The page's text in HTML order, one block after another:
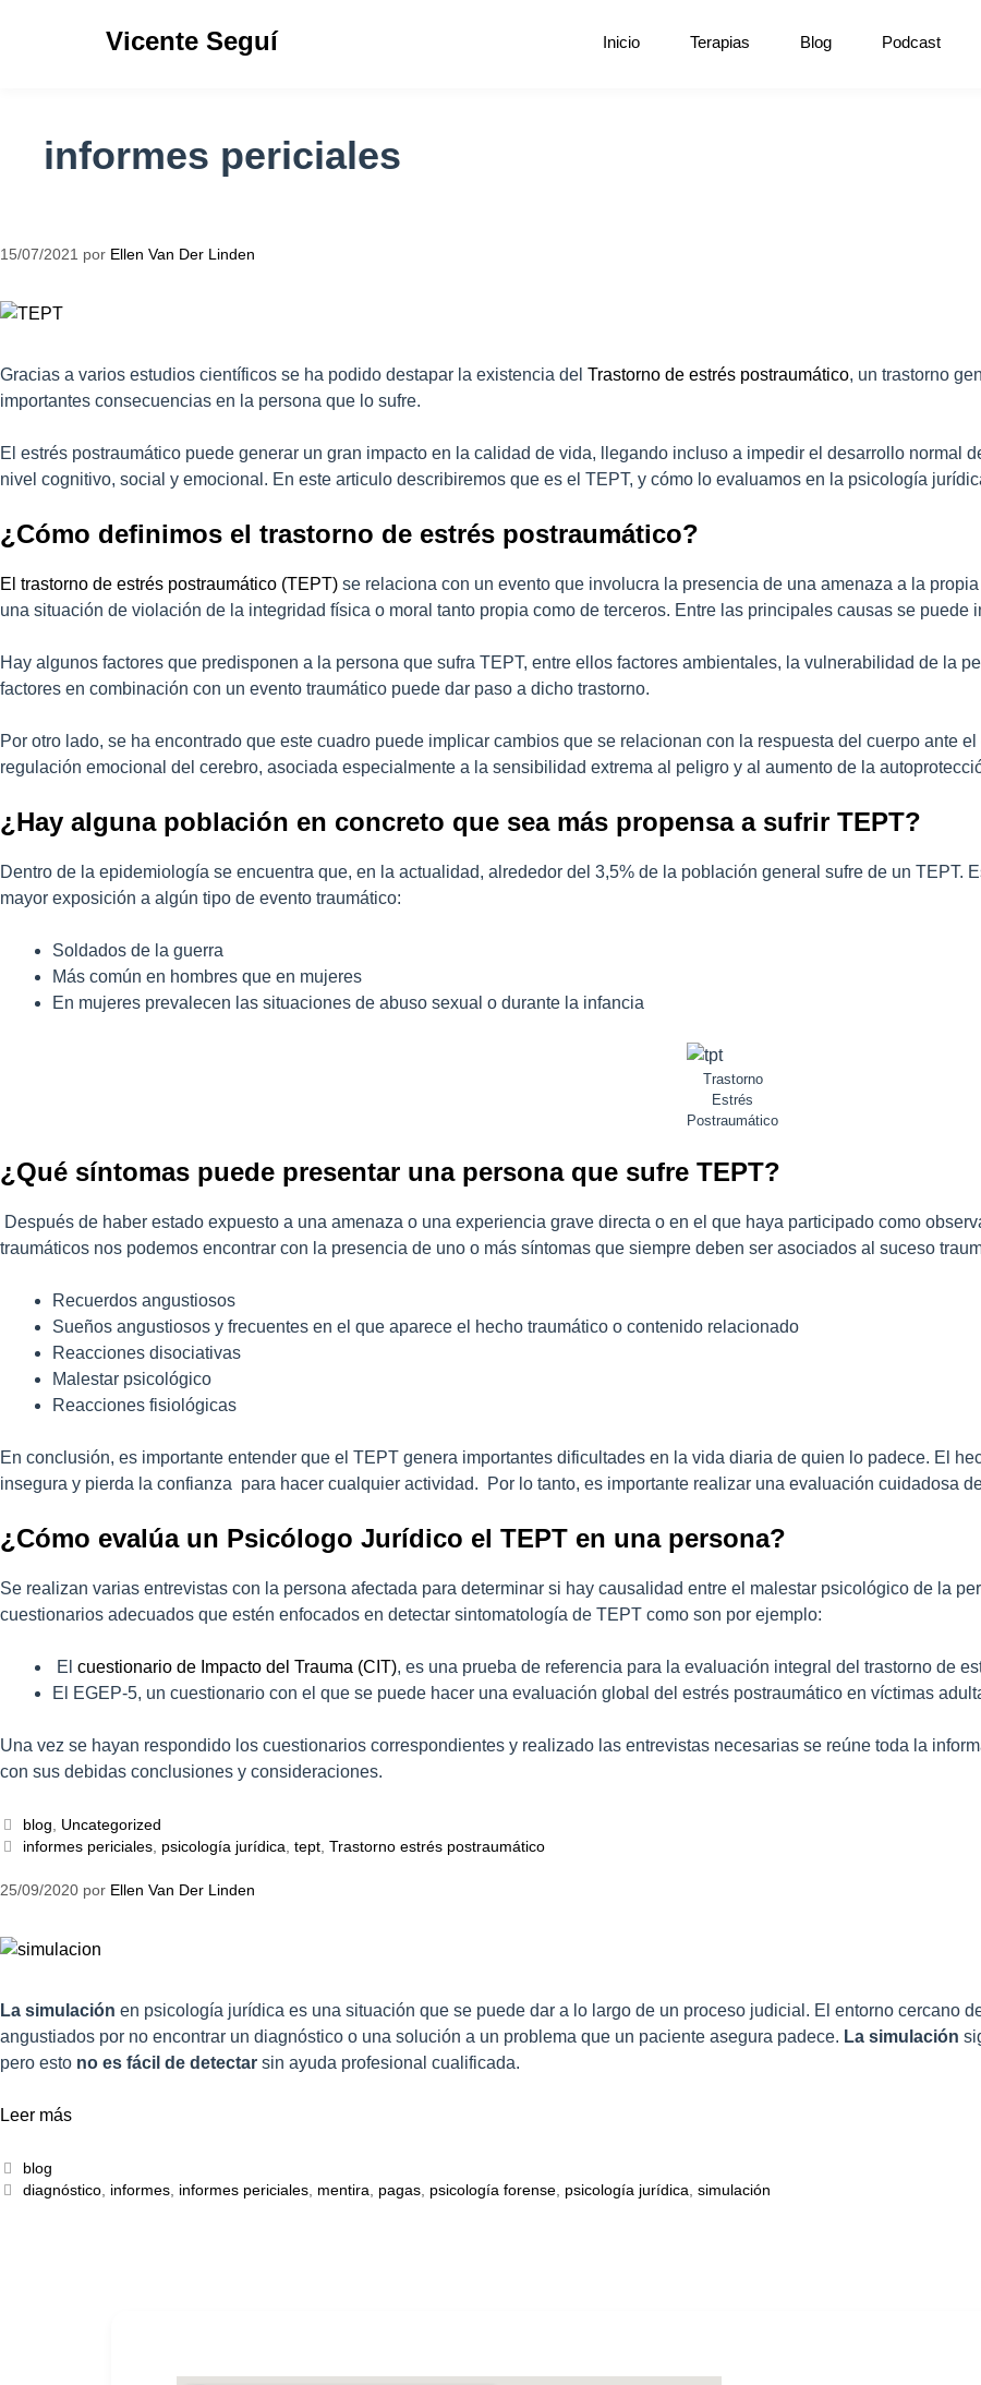
Vicente Seguí Inicio Terapias Blog Podcast
informes periciales
15/07/2021 por Ellen Van Der Linden
Gracias a varios estudios científicos se ha podido destapar la existencia del Trastorno de estrés postraumático, un trastorno
importantes consecuencias en la persona que lo sufre.
El estrés postraumático puede generar un gran impacto en la calidad de vida, llegando incluso a impedir el desarrollo normal
nivel cognitivo, social y emocional. En este articulo describiremos que es el TEPT, y cómo lo evaluamos en la psicología
¿Cómo definimos el trastorno de estrés postraumático?
El trastorno de estrés postraumático (TEPT) se relaciona con un evento que involucra la presencia de una amenaza a la
una situación de violación de la integridad física o moral tanto propia como de terceros. Entre las principales causas se puede
Hay algunos factores que predisponen a la persona que sufra TEPT, entre ellos factores ambientales, la vulnerabilidad de la
factores en combinación con un evento traumático puede dar paso a dicho trastorno.
Por otro lado, se ha encontrado que este cuadro puede implicar cambios que se relacionan con la respuesta del cuerpo ante
regulación emocional del cerebro, asociada especialmente a la sensibilidad extrema al peligro y al aumento de la
¿Hay alguna población en concreto que sea más propensa a sufrir TEPT?
Dentro de la epidemiología se encuentra que, en la actualidad, alrededor del 3,5% de la población general sufre de un TEPT.
mayor exposición a algún tipo de evento traumático:
Soldados de la guerra
Más común en hombres que en mujeres
En mujeres prevalecen las situaciones de abuso sexual o durante la infancia
Trastorno
Estrés
Postraumático
¿Qué síntomas puede presentar una persona que sufre TEPT?
Después de haber estado expuesto a una amenaza o una experiencia grave directa o en el que haya participado como
traumáticos nos podemos encontrar con la presencia de uno o más síntomas que siempre deben ser asociados al suceso
Recuerdos angustiosos
Sueños angustiosos y frecuentes en el que aparece el hecho traumático o contenido relacionado
Reacciones disociativas
Malestar psicológico
Reacciones fisiológicas
En conclusión, es importante entender que el TEPT genera importantes dificultades en la vida diaria de quien lo padece. El
insegura y pierda la confianza para hacer cualquier actividad. Por lo tanto, es importante realizar una evaluación cuidadosa
¿Cómo evalúa un Psicólogo Jurídico el TEPT en una persona?
Se realizan varias entrevistas con la persona afectada para determinar si hay causalidad entre el malestar psicológico de la
cuestionarios adecuados que estén enfocados en detectar sintomatología de TEPT como son por ejemplo:
El cuestionario de Impacto del Trauma (CIT), es una prueba de referencia para la evaluación integral del trastorno de
El EGEP-5, un cuestionario con el que se puede hacer una evaluación global del estrés postraumático en víctimas
Una vez se hayan respondido los cuestionarios correspondientes y realizado las entrevistas necesarias se reúne toda la
con sus debidas conclusiones y consideraciones.
blog, Uncategorized
informes periciales, psicología jurídica,tept,Trastorno estrés postraumático
25/09/2020 por Ellen Van Der Linden
La simulación en psicología jurídica es una situación que se puede dar a lo largo de un proceso judicial. El entorno cercano
angustiados por no encontrar un diagnóstico o una solución a un problema que un paciente asegura padece. La simulación
pero esto no es fácil de detectar sin ayuda profesional cualificada.
Leer más
blog
diagnóstico, informes, informes periciales, mentira, pagas, psicología forense, psicología jurídica,simulación